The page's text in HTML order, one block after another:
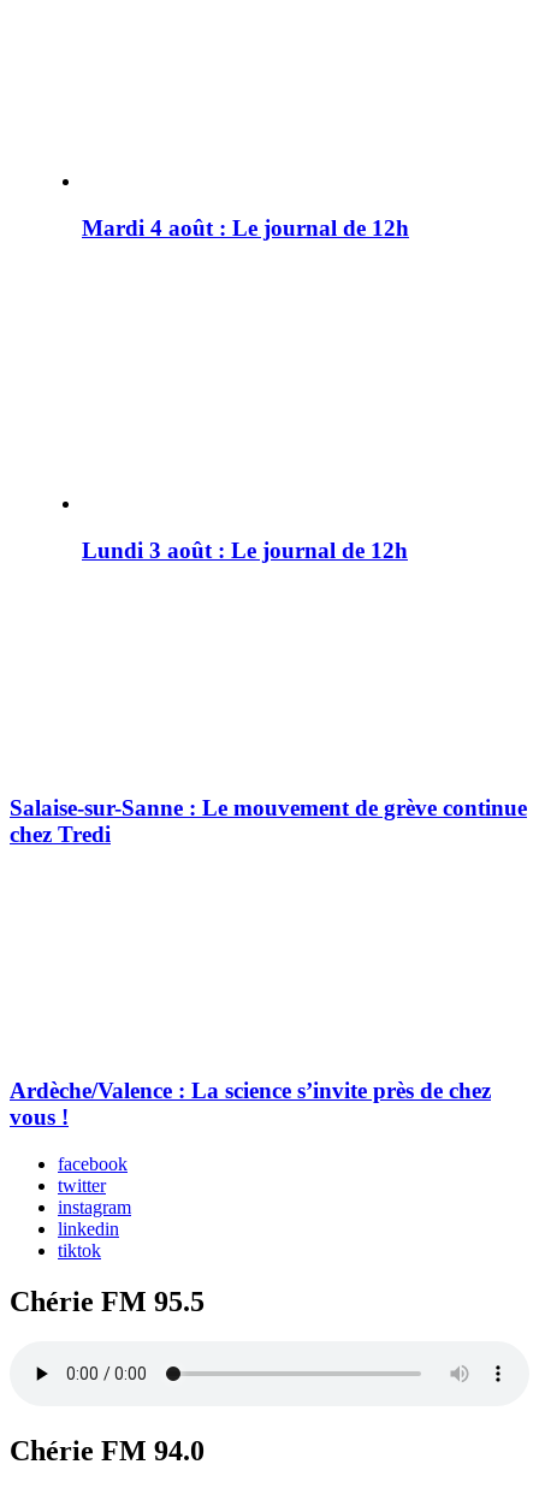
Mardi 4 août : Le journal de 12h
Lundi 3 août : Le journal de 12h
Salaise-sur-Sanne : Le mouvement de grève continue
chez Tredi
Ardèche/Valence : La science s’invite près de chez
vous !
facebook
twitter
instagram
linkedin
tiktok
Chérie FM 95.5
Chérie FM 94.0